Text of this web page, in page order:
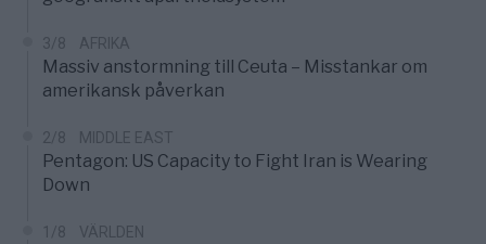
3/8 AFRIKA
Massiv anstormning till Ceuta – Misstankar om
amerikansk påverkan
2/8 MIDDLE EAST
Pentagon: US Capacity to Fight Iran is Wearing
Down
1/8 VÄRLDEN